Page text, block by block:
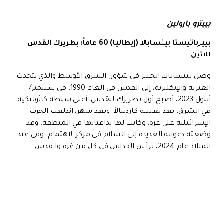
بييترو بارولين
بييرباتيستا بيتسابالا (إيطاليا) 60 عاماً: بطريرك القدس
للاتين
وصل بيتسابالا، الخبير في شؤون الشرق الأوسط والذي يتحدث
العبرية والإنكليزية، إلى القدس في العام 1990. في سبتمبر/
أيلول 2023، أصبح أول بطريرك للقدس، أعلى سلطة كاثوليكية
في الشرق، بعد تعيينه كاردينالاً. وبعد شهر، اندلعت الحرب
الإسرائيلية على غزة، وكانت لها تداعياتها في المنطقة. وقد
وضعته دعواته العديدة إلى السلام في مركز الاهتمام. وفي عيد
الميلاد عام 2024، ترأس القداس في كل من غزة والقدس.